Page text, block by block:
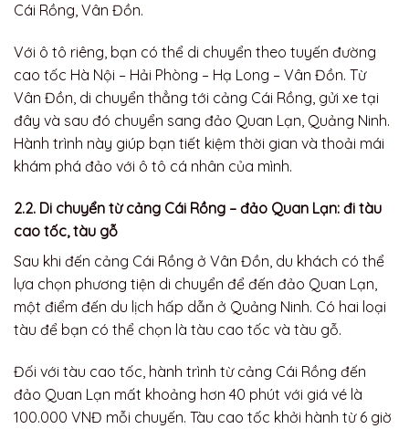
Cái Rồng, Vân Đồn.
Với ô tô riêng, bạn có thể di chuyển theo tuyến đường
cao tốc Hà Nội – Hải Phòng – Hạ Long – Vân Đồn. Từ
Vân Đồn, di chuyển thẳng tới cảng Cái Rồng, gửi xe tại
đây và sau đó chuyển sang đảo Quan Lạn, Quảng Ninh.
Hành trình này giúp bạn tiết kiệm thời gian và thoải mái
khám phá đảo với ô tô cá nhân của mình.
2.2. Di chuyển từ cảng Cái Rồng – đảo Quan Lạn: đi tàu
cao tốc, tàu gỗ
Sau khi đến cảng Cái Rồng ở Vân Đồn, du khách có thể
lựa chọn phương tiện di chuyển để đến đảo Quan Lạn,
một điểm đến du lịch hấp dẫn ở Quảng Ninh. Có hai loại
tàu để bạn có thể chọn là tàu cao tốc và tàu gỗ.
Đối với tàu cao tốc, hành trình từ cảng Cái Rồng đến
đảo Quan Lạn mất khoảng hơn 40 phút với giá vé là
100.000 VNĐ mỗi chuyến. Tàu cao tốc khởi hành từ 6 giờ